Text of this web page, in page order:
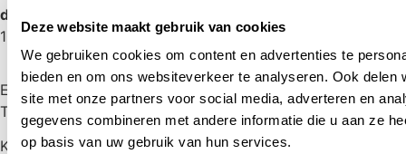
Deze website maakt gebruik van cookies
We gebruiken cookies om content en advertenties te
bieden en om ons websiteverkeer te analyseren. Ook
site met onze partners voor social media, adverteren en
gegevens combineren met andere informatie die u aan ze
op basis van uw gebruik van hun services.
dinsdag t/m zaterdag
10.00 tot 17.00 uur
E:
freek@koetshuysbloemen.nl
T:
KvK: 57614229